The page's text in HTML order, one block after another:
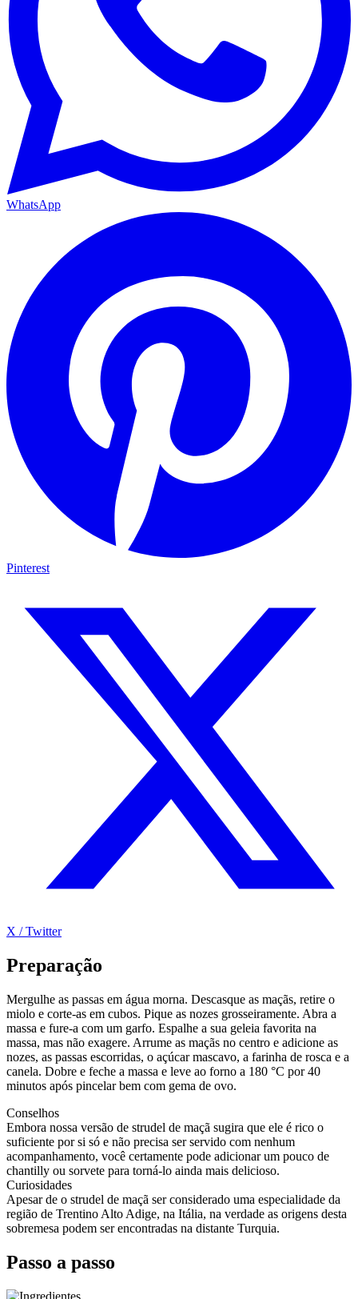
WhatsApp
Pinterest
X / Twitter
Preparação
Mergulhe as passas em água morna. Descasque as maçãs, retire o
miolo e corte-as em cubos. Pique as nozes grosseiramente. Abra a
massa e fure-a com um garfo. Espalhe a sua geleia favorita na
massa, mas não exagere. Arrume as maçãs no centro e adicione as
nozes, as passas escorridas, o açúcar mascavo, a farinha de rosca e a
canela. Dobre e feche a massa e leve ao forno a 180 °C por 40
minutos após pincelar bem com gema de ovo.
Conselhos
Embora nossa versão de strudel de maçã sugira que ele é rico o
suficiente por si só e não precisa ser servido com nenhum
acompanhamento, você certamente pode adicionar um pouco de
chantilly ou sorvete para torná-lo ainda mais delicioso.
Curiosidades
Apesar de o strudel de maçã ser considerado uma especialidade da
região de Trentino Alto Adige, na Itália, na verdade as origens desta
sobremesa podem ser encontradas na distante Turquia.
Passo a passo